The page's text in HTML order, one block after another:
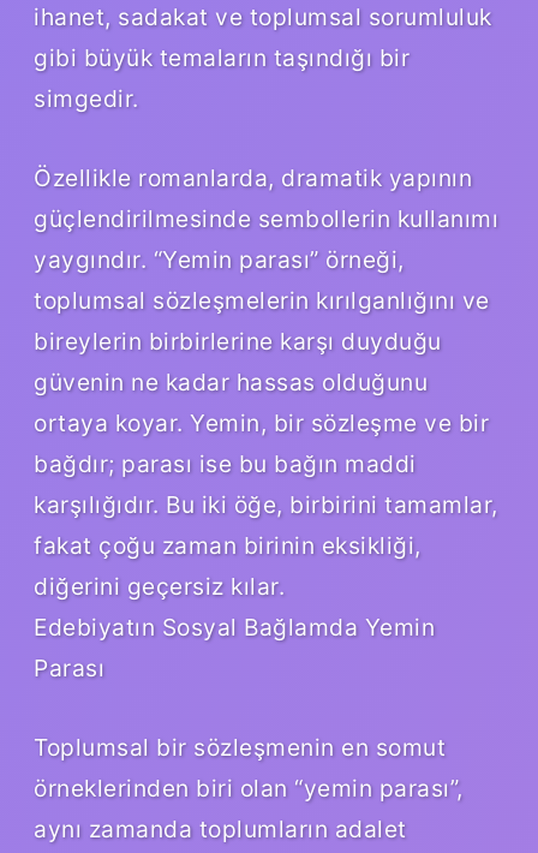
ihanet, sadakat ve toplumsal sorumluluk
gibi büyük temaların taşındığı bir
simgedir.
Özellikle romanlarda, dramatik yapının
güçlendirilmesinde sembollerin kullanımı
yaygındır. “Yemin parası” örneği,
toplumsal sözleşmelerin kırılganlığını ve
bireylerin birbirlerine karşı duyduğu
güvenin ne kadar hassas olduğunu
ortaya koyar. Yemin, bir sözleşme ve bir
bağdır; parası ise bu bağın maddi
karşılığıdır. Bu iki öğe, birbirini tamamlar,
fakat çoğu zaman birinin eksikliği,
diğerini geçersiz kılar.
Edebiyatın Sosyal Bağlamda Yemin
Parası
Toplumsal bir sözleşmenin en somut
örneklerinden biri olan “yemin parası”,
aynı zamanda toplumların adalet